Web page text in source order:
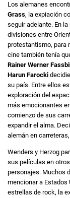
Los alemanes
Grass, la expiación
seguir adelante. En la
divisiones entre
protestantismo, para
cine también tenía
Rainer Werner
Harun Farocki
su país. Entre ellos
exploración del
más emocionantes
comienzo de sus
expandir el alma.
alemán en
Wenders y Herzog
sus películas en
personajes. Muchos
mencionar a Estados
estrellas de rock, la